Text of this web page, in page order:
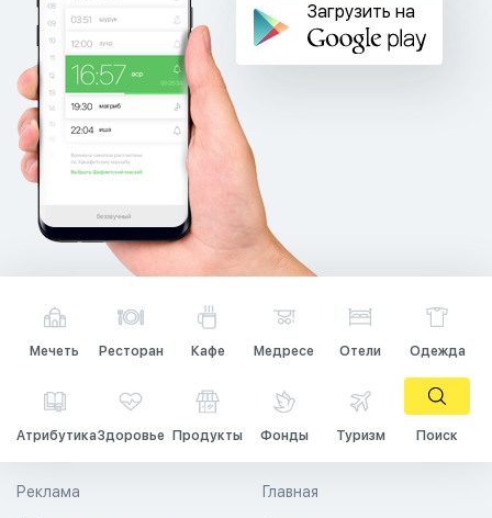
Загрузить на
Мечеть Ресторан Кафе Медресе Отели Одежда
АтрибутикаЗдоровье Продукты Фонды Туризм Поиск
Главная
Реклама